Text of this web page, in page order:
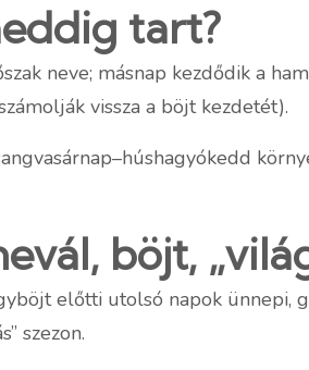
tart?
neve; másnap kezdődik a
vissza a böjt kezdetét).
böjt,
előtti utolsó napok ünnepi,
szezon.